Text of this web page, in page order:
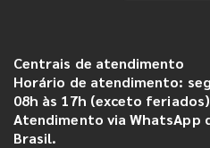
Centrais de atendimento
Horário de atendimento:
08h às 17h (exceto
Atendimento via WhatsApp
Brasil.